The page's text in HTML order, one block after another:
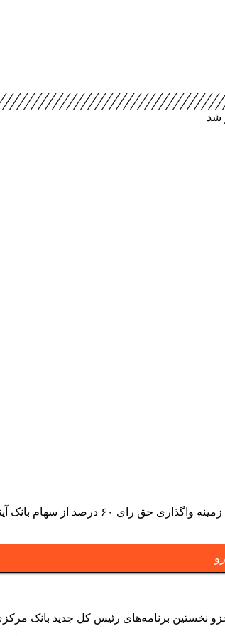
بانک مرکزی طبق همان وعده‌ای که رئیس کل آن داده بود، وارد مرحله
جزو نخستین برنامه‌های رئیس کل جدید بانک